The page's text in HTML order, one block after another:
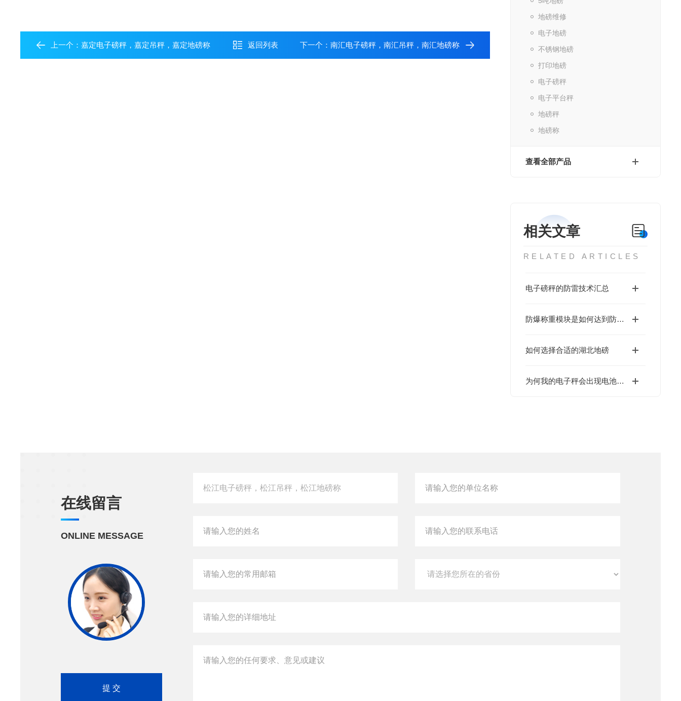
地磅维修
电子地磅
不锈钢地磅
打印地磅
电子磅秤
电子平台秤
地磅秤
地磅称
查看全部产品
相关文章
RELATED ARTICLES
电子磅秤的防雷技术汇总
防爆称重模块是如何达到防爆效果的
如何选择合适的湖北地磅
为何我的电子秤会出现电池符号
上一个：嘉定电子磅秤，嘉定吊秤，嘉定地磅称 返回列表 下一个： 南汇电子磅秤，南汇吊秤，南汇地磅称
在线留言
ONLINE MESSAGE